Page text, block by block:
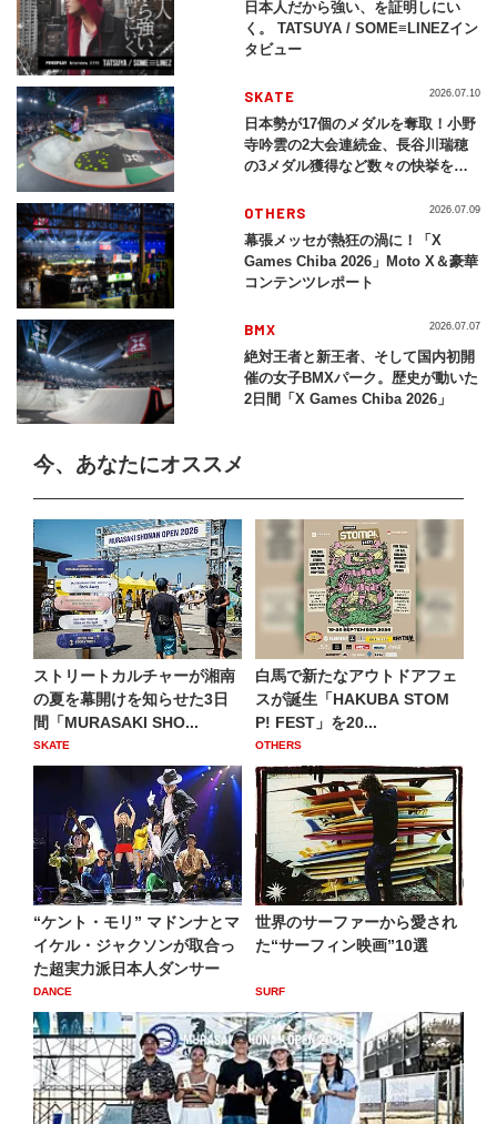
日本人だから強い、を証明しにい
く。 TATSUYA / SOME≡LINEZイン
タビュー
SKATE
日本勢が17個のメダルを奪取！小野
寺吟雲の2大会連続金、長谷川瑞穂
の3メダル獲得など数々の快挙をプ
2026」
2026.07.10
OTHERS
幕張メッセが熱狂の渦に！「X
Games Chiba 2026」Moto X＆豪華
コンテンツレポート
2026.07.09
BMX
絶対王者と新王者、そして国内初開
催の女子BMXパーク。歴史が動いた
2日間「X Games Chiba 2026」
2026.07.07
今、あなたにオススメ
ストリートカルチャーが湘南
の夏を幕開けを知らせた3日
間「MURASAKI SHO...
SKATE
白馬で新たなアウトドアフェ
スが誕生「HAKUBA STOM
P! FEST」を20...
OTHERS
“ケント・モリ” マドンナとマ
イケル・ジャクソンが取合っ
た超実力派日本人ダンサー
DANCE
世界のサーファーから愛され
た“サーフィン映画”10選
SURF